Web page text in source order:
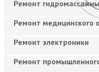
Ремонт
Ремонт медицинского
Ремонт электроники
Ремонт